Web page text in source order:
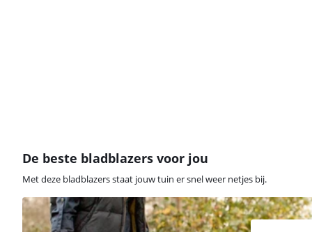
De beste bladblazers voor jou
Met deze bladblazers staat jouw tuin er snel weer netjes bij.